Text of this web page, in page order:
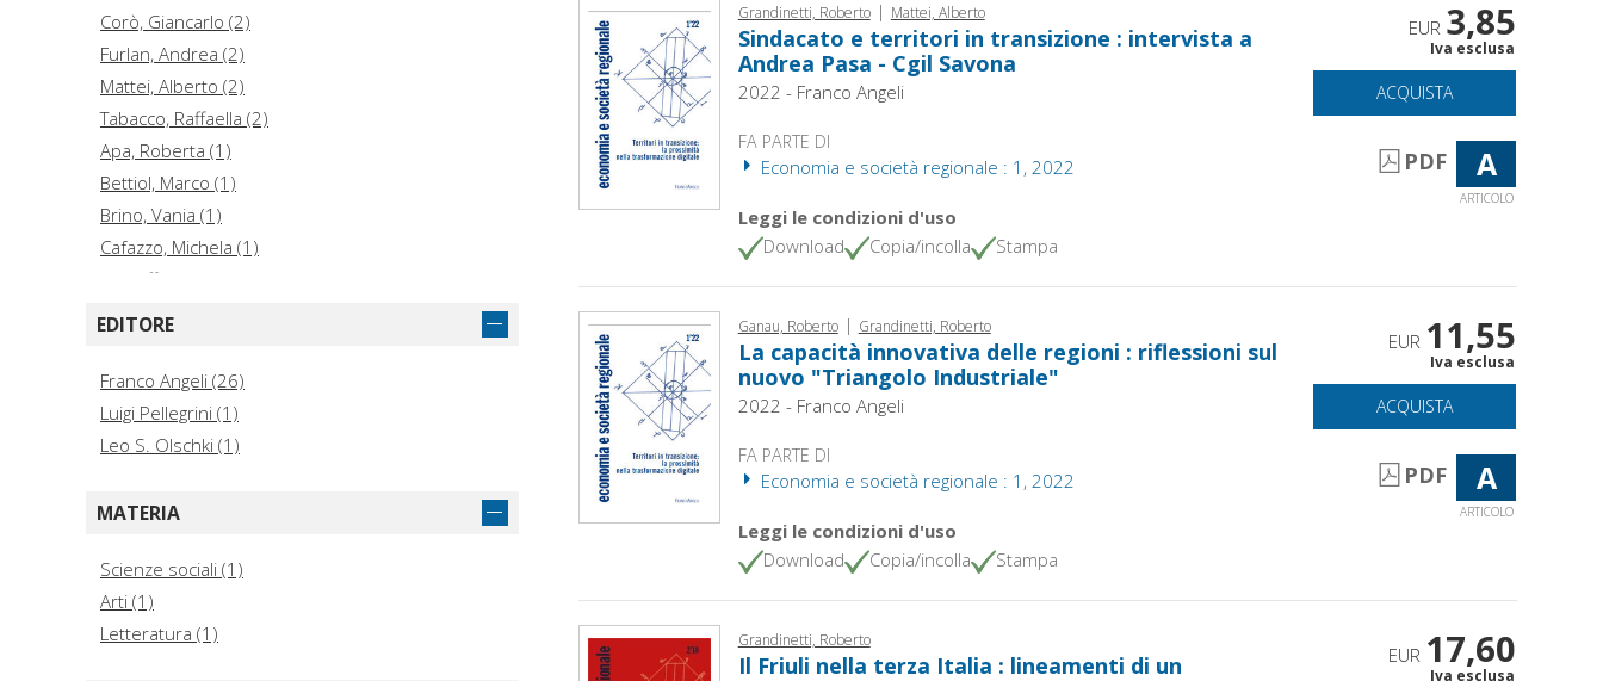
Corò, Giancarlo (2)
Furlan, Andrea (2)
Mattei, Alberto (2)
Tabacco, Raffaella (2)
Apa, Roberta (1)
Bettiol, Marco (1)
Brino, Vania (1)
Cafazzo, Michela (1)
Camuffo, Alberto (1)
Cappellari, Romano (1)
Di Maria, Eleonora (1)
Ferraro, Barbara (1)
Ganau, Roberto (1)
Grandinetti, Pierluigi (1)
EDITORE
Franco Angeli (26)
Luigi Pellegrini (1)
Leo S. Olschki (1)
MATERIA
Scienze sociali (1)
Arti (1)
Letteratura (1)
Grandinetti, Roberto | Mattei, Alberto
Sindacato e territori in transizione : intervista a
Andrea Pasa - Cgil Savona
2022 - Franco Angeli
FA PARTE DI
Economia e società regionale : 1, 2022
Leggi le condizioni d'uso
Download
Copia/incolla Stampa
EUR 3,85
Iva esclusa
ACQUISTA
PDF A
ARTICOLO
Ganau, Roberto | Grandinetti, Roberto
La capacità innovativa delle regioni : riflessioni sul
nuovo "Triangolo Industriale"
2022 - Franco Angeli
FA PARTE DI
Economia e società regionale : 1, 2022
Leggi le condizioni d'uso
Download
Copia/incolla Stampa
EUR 11,55
Iva esclusa
ACQUISTA
PDF A
ARTICOLO
Grandinetti, Roberto
Il Friuli nella terza Italia : lineamenti di un
EUR 17,60
Iva esclusa